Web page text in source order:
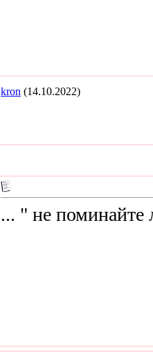
kron (14.10.2022)
... " не поминайте